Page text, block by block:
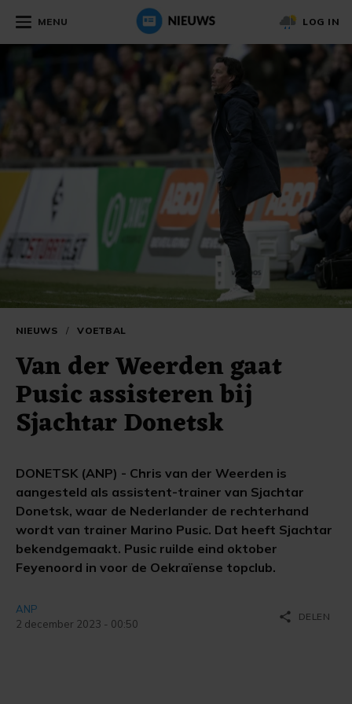
MENU LOG IN
NIEUWS / VOETBAL
Van der Weerden gaat
Pusic assisteren bij
Sjachtar Donetsk
DONETSK (ANP) - Chris van der Weerden is
aangesteld als assistent-trainer van Sjachtar
Donetsk, waar de Nederlander de rechterhand
wordt van trainer Marino Pusic. Dat heeft Sjachtar
bekendgemaakt. Pusic ruilde eind oktober
Feyenoord in voor de Oekraïense topclub.
ANP
2 december 2023 - 00:50
share DELEN